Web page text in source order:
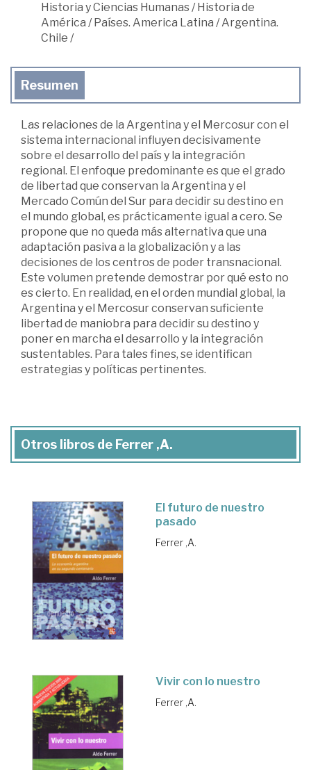
Historia y Ciencias Humanas/Historia de
América /Países. America Latina /Argentina.
Chile /
Resumen
Las relaciones de la Argentina y el Mercosur con el
sistema internacional influyen decisivamente
sobre el desarrollo del país y la integración
regional. El enfoque predominante es que el grado
de libertad que conservan la Argentina y el
Mercado Común del Sur para decidir su destino en
el mundo global, es prácticamente igual a cero. Se
propone que no queda más alternativa que una
adaptación pasiva a la globalización y a las
decisiones de los centros de poder transnacional.
Este volumen pretende demostrar por qué esto no
es cierto. En realidad, en el orden mundial global, la
Argentina y el Mercosur conservan suficiente
libertad de maniobra para decidir su destino y
poner en marcha el desarrollo y la integración
sustentables. Para tales fines, se identifican
estrategias y políticas pertinentes.
Otros libros de Ferrer ,A.
El futuro de nuestro
pasado
Ferrer ,A.
Vivir con lo nuestro
Ferrer ,A.